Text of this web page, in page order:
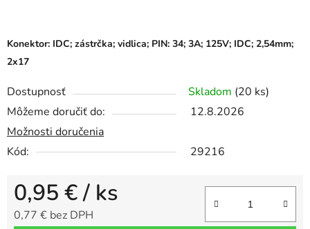
Konektor: IDC; zástrčka; vidlica; PIN: 34; 3A; 125V; IDC; 2,54mm;
2x17
Dostupnosť Skladom (20 ks)
Môžeme doručiť do:
12.8.2026
Možnosti doručenia
Kód:
29216
0,95 €/ ks
0,77 € bez DPH